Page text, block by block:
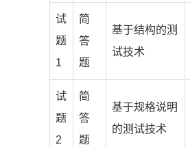
试
题
1
简
答
题
基于结构的测
试技术
试
题
2
简
答
题
基于规格说明
的测试技术